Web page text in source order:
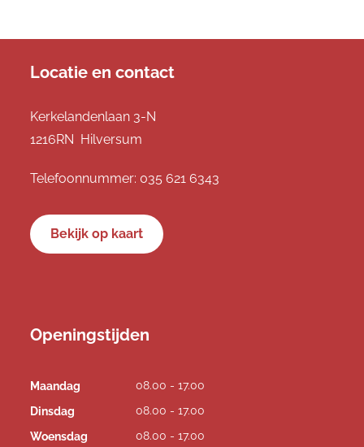
Locatie en contact
Kerkelandenlaan 3-N
1216RN Hilversum
Telefoonnummer: 035 621 6343
Bekijk op kaart
Openingstijden
Maandag 08.00 - 17.00
Dinsdag 08.00 - 17.00
Woensdag 08.00 - 17.00